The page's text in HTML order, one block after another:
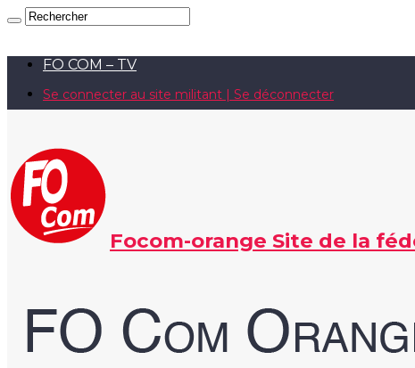
FO COM – TV
Se connecter au site militant | Se déconnecter
Focom-orange Site de la